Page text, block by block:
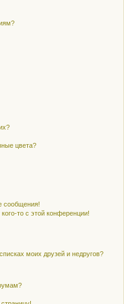
цвета?
сообщения!
то с этой конференции!
моих друзей и недругов?